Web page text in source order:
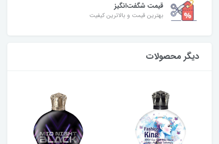
قیمت شگفت‌انگیز
بهترین قیمت و بالاترین کیفیت
دیگر محصولات